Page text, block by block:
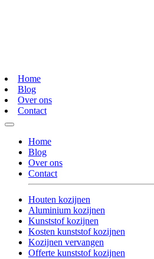
Home
Blog
Over ons
Contact
Home
Blog
Over ons
Contact
Houten kozijnen
Aluminium kozijnen
Kunststof kozijnen
Kosten kunststof kozijnen
Kozijnen vervangen
Offerte kunststof kozijnen